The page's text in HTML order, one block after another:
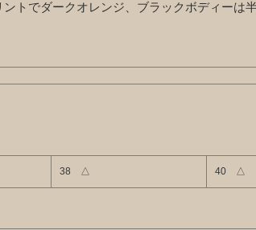
トでダークオレンジ、ブラックボディーは
38 △ 40 △